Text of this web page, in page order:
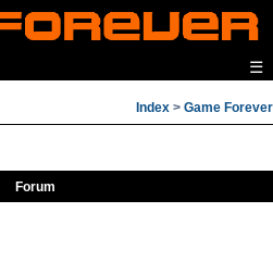
☰
Index > Game Forever
Forum